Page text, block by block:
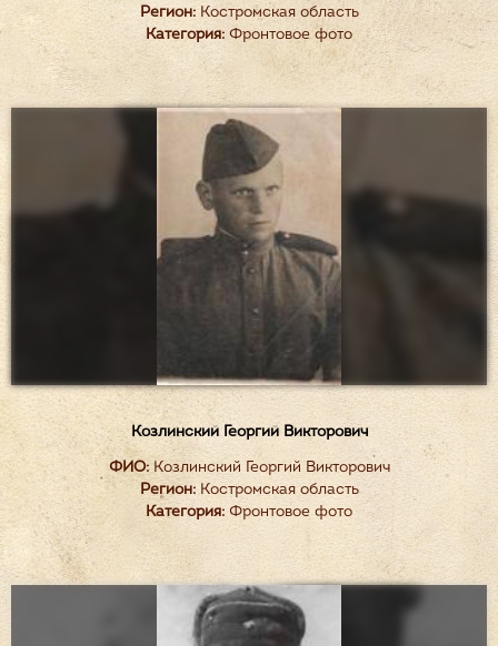
Регион:Костромская область
Категория: Фронтовое фото
Козлинский Георгий Викторович
ФИО:Козлинский Георгий Викторович
Регион:Костромская область
Категория: Фронтовое фото